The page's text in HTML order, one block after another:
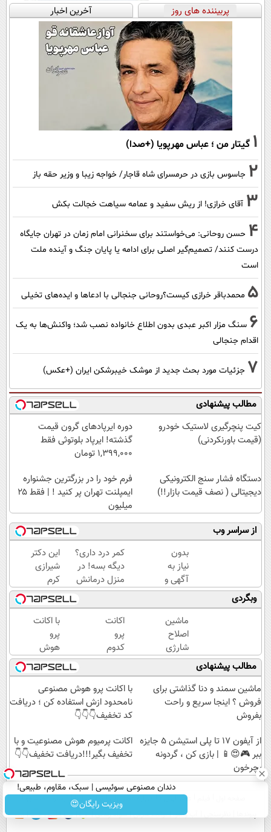
پربیننده های روز آخرین اخبار
1 گیتار من ؛ عباس مهرپویا (+صدا)
2 جاسوس بازی در حرمسرای شاه قاجار/ خواجه زیبا و وزیر حقه باز
3 آقای خرازی! از ریش سفید و عمامه سیاهت خجالت بکش
4 حسن روحانی: می‌خواستند برای سخنرانی امام زمان در تهران جایگاه
درست کنند/ تصمیم‌گیر اصلی برای ادامه یا پایان جنگ و آینده ملت
است
5 محمدباقر خرازی کیست؟روحانی جنجالی با ادعاها و ایده‌های تخیلی
6 سنگ مزار اکبر عبدی بدون اطلاع خانواده نصب شد؛ واکنش‌ها به یک
اقدام جنجالی
7 جزئیات مورد بحث جدید از موشک خیبرشکن ایران (+عکس)
مطالب پیشنهادی
کیت پنچرگیری لاستیک خودرو
(قیمت باورنکردنی)
دوره ایرپاد‌های گرون قیمت
گذشته! ایرپاد بلوتوثی فقط
1,399,000 تومان
دستگاه فشار سنج الکترونیکی
دیجیتالی ( نصف قیمت بازار!!)
فرم خود را در بزرگترین جشنواره
ایمپلنت تهران پر کنید ! | فقط ۲۵
میلیون
از سراسر وب
بدون
نیاز به
آگهی و
تنها با
یک بار
مراجعه
فروخته
شد
کمر درد داری؟
دیگه بسه! در
منزل درمانش
کن
(◀پرسش‌نامه)
این دکتر
شیرازی
کرم
ترمیم
زخم
ایرانی را
ساخت!!!
وبگردی
ماشین
اصلاح
شارژی
(قیمت
باورنکردنی
تا امشب)
اکانت
پرو
کدوم
هوش
مصنوعی
و
میخوای؟
انجا با
بگیر👇👇
👇
با اکانت
پرو
هوش
مصنوعی
نامحدود
ازش
استفاده
کد
تخفیف
👇👇👇
مطالب پیشنهادی
ماشین سمند و دنا گذاشتی برای
فروش ؟ اینجا سریع و راحت
بفروش
با اکانت پرو هوش مصنوعی
نامحدود ازش استفاده کن ؛ دریافت
کد تخفیف👇👇👇
از آیفون 17 تا پلی استیشن 5 جایزه
ببر 🎮😍📱 | بازی کن ، گردونه
بچرخون
اکانت پرمیوم هوش مصنوعیت و با
تخفیف بگیر!!!دریافت تخفیف👇👇
دندان مصنوعی سوئیسی | سبک، مقاوم، طبیعی!
ویزیت رایگان+پرداخت اقساطی😍
ویزیت رایگان😍 عصر ایران۲ تماس با ما
آب و هوا اوقات شرعی سواد زندگی